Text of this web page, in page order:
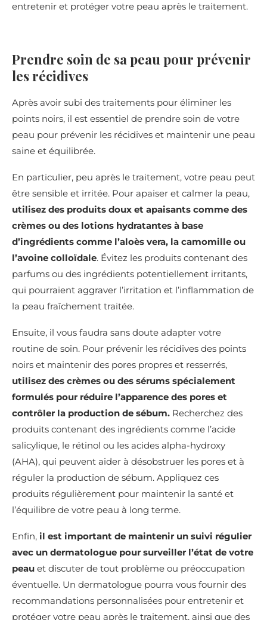
entretenir et protéger votre peau après le traitement.
Prendre soin de sa peau pour prévenir
les récidives
Après avoir subi des traitements pour éliminer les
points noirs, il est essentiel de prendre soin de votre
peau pour prévenir les récidives et maintenir une peau
saine et équilibrée.
En particulier, peu après le traitement, votre peau peut
être sensible et irritée. Pour apaiser et calmer la peau,
utilisez des produits doux et apaisants comme des
crèmes ou des lotions hydratantes à base
d’ingrédients comme l’aloès vera, la camomille ou
l’avoine colloïdale. Évitez les produits contenant des
parfums ou des ingrédients potentiellement irritants,
qui pourraient aggraver l’irritation et l’inflammation de
la peau fraîchement traitée.
Ensuite, il vous faudra sans doute adapter votre
routine de soin. Pour prévenir les récidives des points
noirs et maintenir des pores propres et resserrés,
utilisez des crèmes ou des sérums spécialement
formulés pour réduire l’apparence des pores et
contrôler la production de sébum. Recherchez des
produits contenant des ingrédients comme l’acide
salicylique, le rétinol ou les acides alpha-hydroxy
(AHA), qui peuvent aider à désobstruer les pores et à
réguler la production de sébum. Appliquez ces
produits régulièrement pour maintenir la santé et
l’équilibre de votre peau à long terme.
Enfin, il est important de maintenir un suivi régulier
avec un dermatologue pour surveiller l’état de votre
peau et discuter de tout problème ou préoccupation
éventuelle. Un dermatologue pourra vous fournir des
recommandations personnalisées pour entretenir et
protéger votre peau après le traitement, ainsi que des